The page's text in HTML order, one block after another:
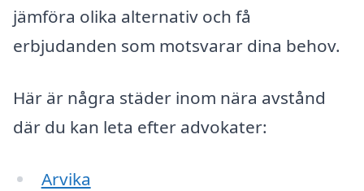
jämföra olika alternativ och få
erbjudanden som motsvarar dina behov.
Här är några städer inom nära avstånd
där du kan leta efter advokater:
Arvika